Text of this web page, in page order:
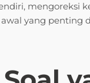
mengoreksi
yang penting